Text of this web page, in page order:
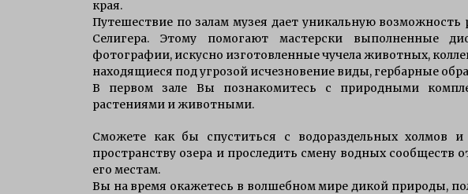
края.
Путешествие по залам музея дает уникальную
Селигера. Этому помогают мастерски выполненные
фотографии, искусно изготовленные чучела животных,
находящиеся под угрозой исчезновение виды, гербарные
В первом зале Вы познакомитесь с природными
растениями и животными.
Сможете как бы спуститься с водораздельных холмов
пространству озера и проследить смену водных сообществ
его местам.
Вы на время окажетесь в волшебном мире дикой природы,